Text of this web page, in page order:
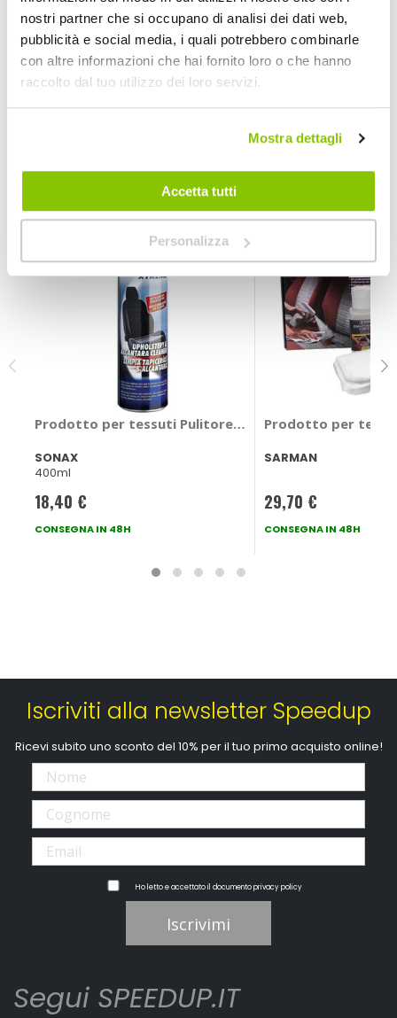
nostri partner che si occupano di analisi dei dati web,
pubblicità e social media, i quali potrebbero combinarle
con altre informazioni che hai fornito loro o che hanno
raccolto dal tuo utilizzo dei loro servizi.
Mostra dettagli
Accetta tutti
Personalizza
Leggi di piu' » come pulire l'auto e
appena uscita dalla
Prodotto per tessuti Pulitore tessuti e alcantara -
SONAX
400ml
18,40 €
CONSEGNA IN 48H
Prodotto per
SARMAN
29,70 €
CONSEGNA IN 48H
Iscriviti alla newsletter Speedup
Ricevi subito uno sconto del 10% per il tuo primo acquisto online!
Ho letto e accettato il documentoprivacy policy
Iscrivimi
Segui SPEEDUP.IT